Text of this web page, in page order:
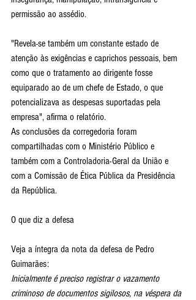
permissão ao assédio.
"Revela-se também um constante estado de
atenção às exigências e caprichos pessoais, bem
como que o tratamento ao dirigente fosse
equiparado ao de um chefe de Estado, o que
potencializava as despesas suportadas pela
empresa", afirma o relatório.
As conclusões da corregedoria foram
compartilhadas com o Ministério Público e
também com a Controladoria-Geral da União e
com a Comissão de Ética Pública da Presidência
da República.
O que diz a defesa
Veja a íntegra da nota da defesa de Pedro
Guimarães:
Inicialmente é preciso registrar o vazamento
criminoso de documentos sigilosos, na véspera da